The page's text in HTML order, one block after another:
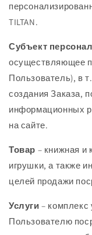
TILTAN.
Субъект
осуществляющее
Пользователь), в
создания Заказа,
информационных
на сайте.
Товар – книжная и
игрушки, а также
целей продажи
Услуги – комплекс
Пользователю